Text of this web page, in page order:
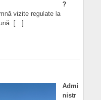
?
vizite regulate la
[…]
Admi
nistr